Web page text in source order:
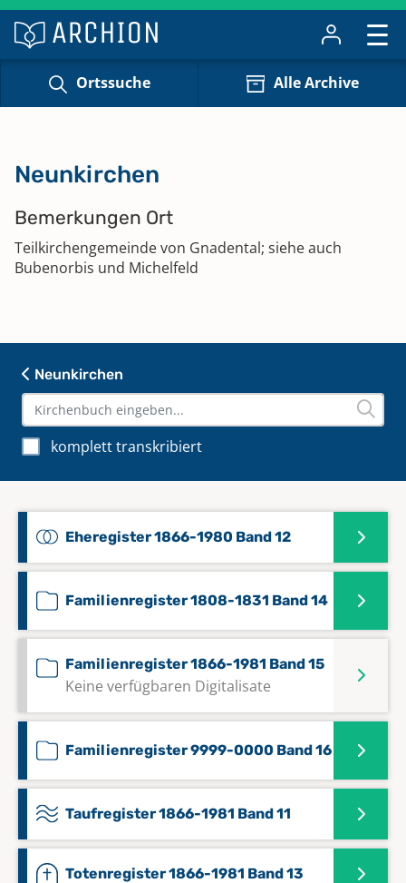
Ortssuche Alle Archive
Neunkirchen
komplett transkribiert
Eheregister 1866-1980 Band 12
Familienregister 1808-1831 Band 14
Familienregister 1866-1981 Band 15
Keine verfügbaren Digitalisate
Familienregister 9999-0000 Band 16
Taufregister 1866-1981 Band 11
Totenregister 1866-1981 Band 13
Neunkirchen
Bemerkungen Ort
Teilkirchengemeinde von Gnadental; siehe auch
Bubenorbis und Michelfeld